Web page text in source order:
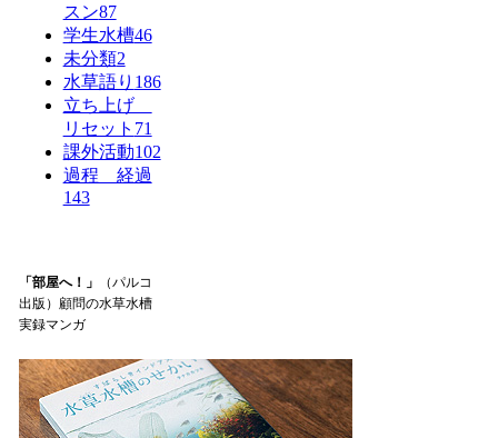
スン87
学生水槽46
未分類2
水草語り 186
立ち上げ
リセット 71
課外活動102
過程 経過
143
「部屋へ！」
（パルコ
出版）顧問の水草水槽
実録マンガ